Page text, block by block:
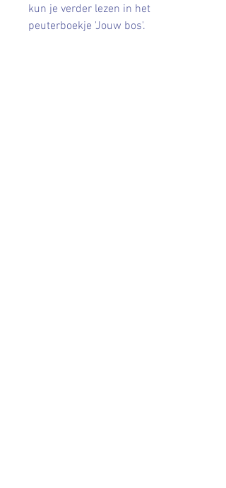
kun je verder lezen in het
peuterboekje 'Jouw bos'.